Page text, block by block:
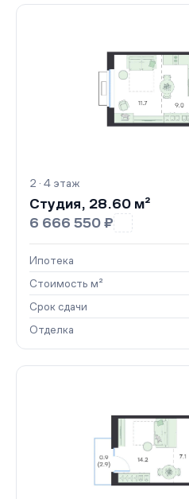
2 · 4 этаж
Студия, 28.60 м²
6 666 550 ₽
Ипотека
Стоимость м²
Срок сдачи
Отделка